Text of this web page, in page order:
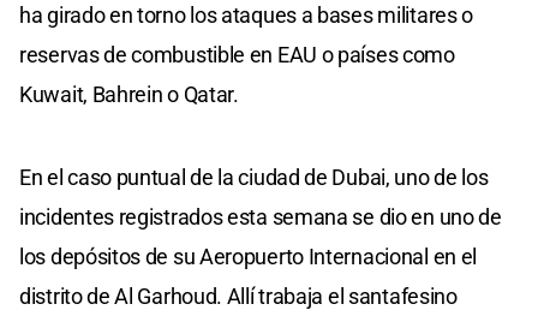
ha girado en torno los ataques a bases militares o
reservas de combustible en EAU o países como
Kuwait, Bahrein o Qatar.
En el caso puntual de la ciudad de Dubai, uno de los
incidentes registrados esta semana se dio en uno de
los depósitos de su Aeropuerto Internacional en el
distrito de Al Garhoud. Allí trabaja el santafesino